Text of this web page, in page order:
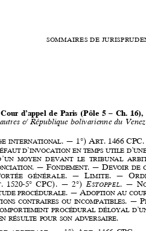


      
         
        
         
       
      
     

      
       
      
[2025/47] Cour d’appel de Paris (Pôle 5 – Ch. 16), 30
Astaris  et  autres  c/  République  bolivarienne  du  Venezuela
ArbitrAG einternAtion  Al. — 1°) Art. 1466    cPc. —
— défAut d’invocAtion en teMps utile d’une
ou d’un Moyen dev  Antle tribunAl Arbitr .
renonciAtion. —   f
ondeMent. —   d
evoir de
(Art . 1520-5° cPc). — 2°) eStoppel.  —